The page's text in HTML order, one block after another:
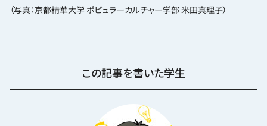
（写真：京都精華大学 ポピュラーカルチャー学部 米田真理子）
この記事を書いた学生